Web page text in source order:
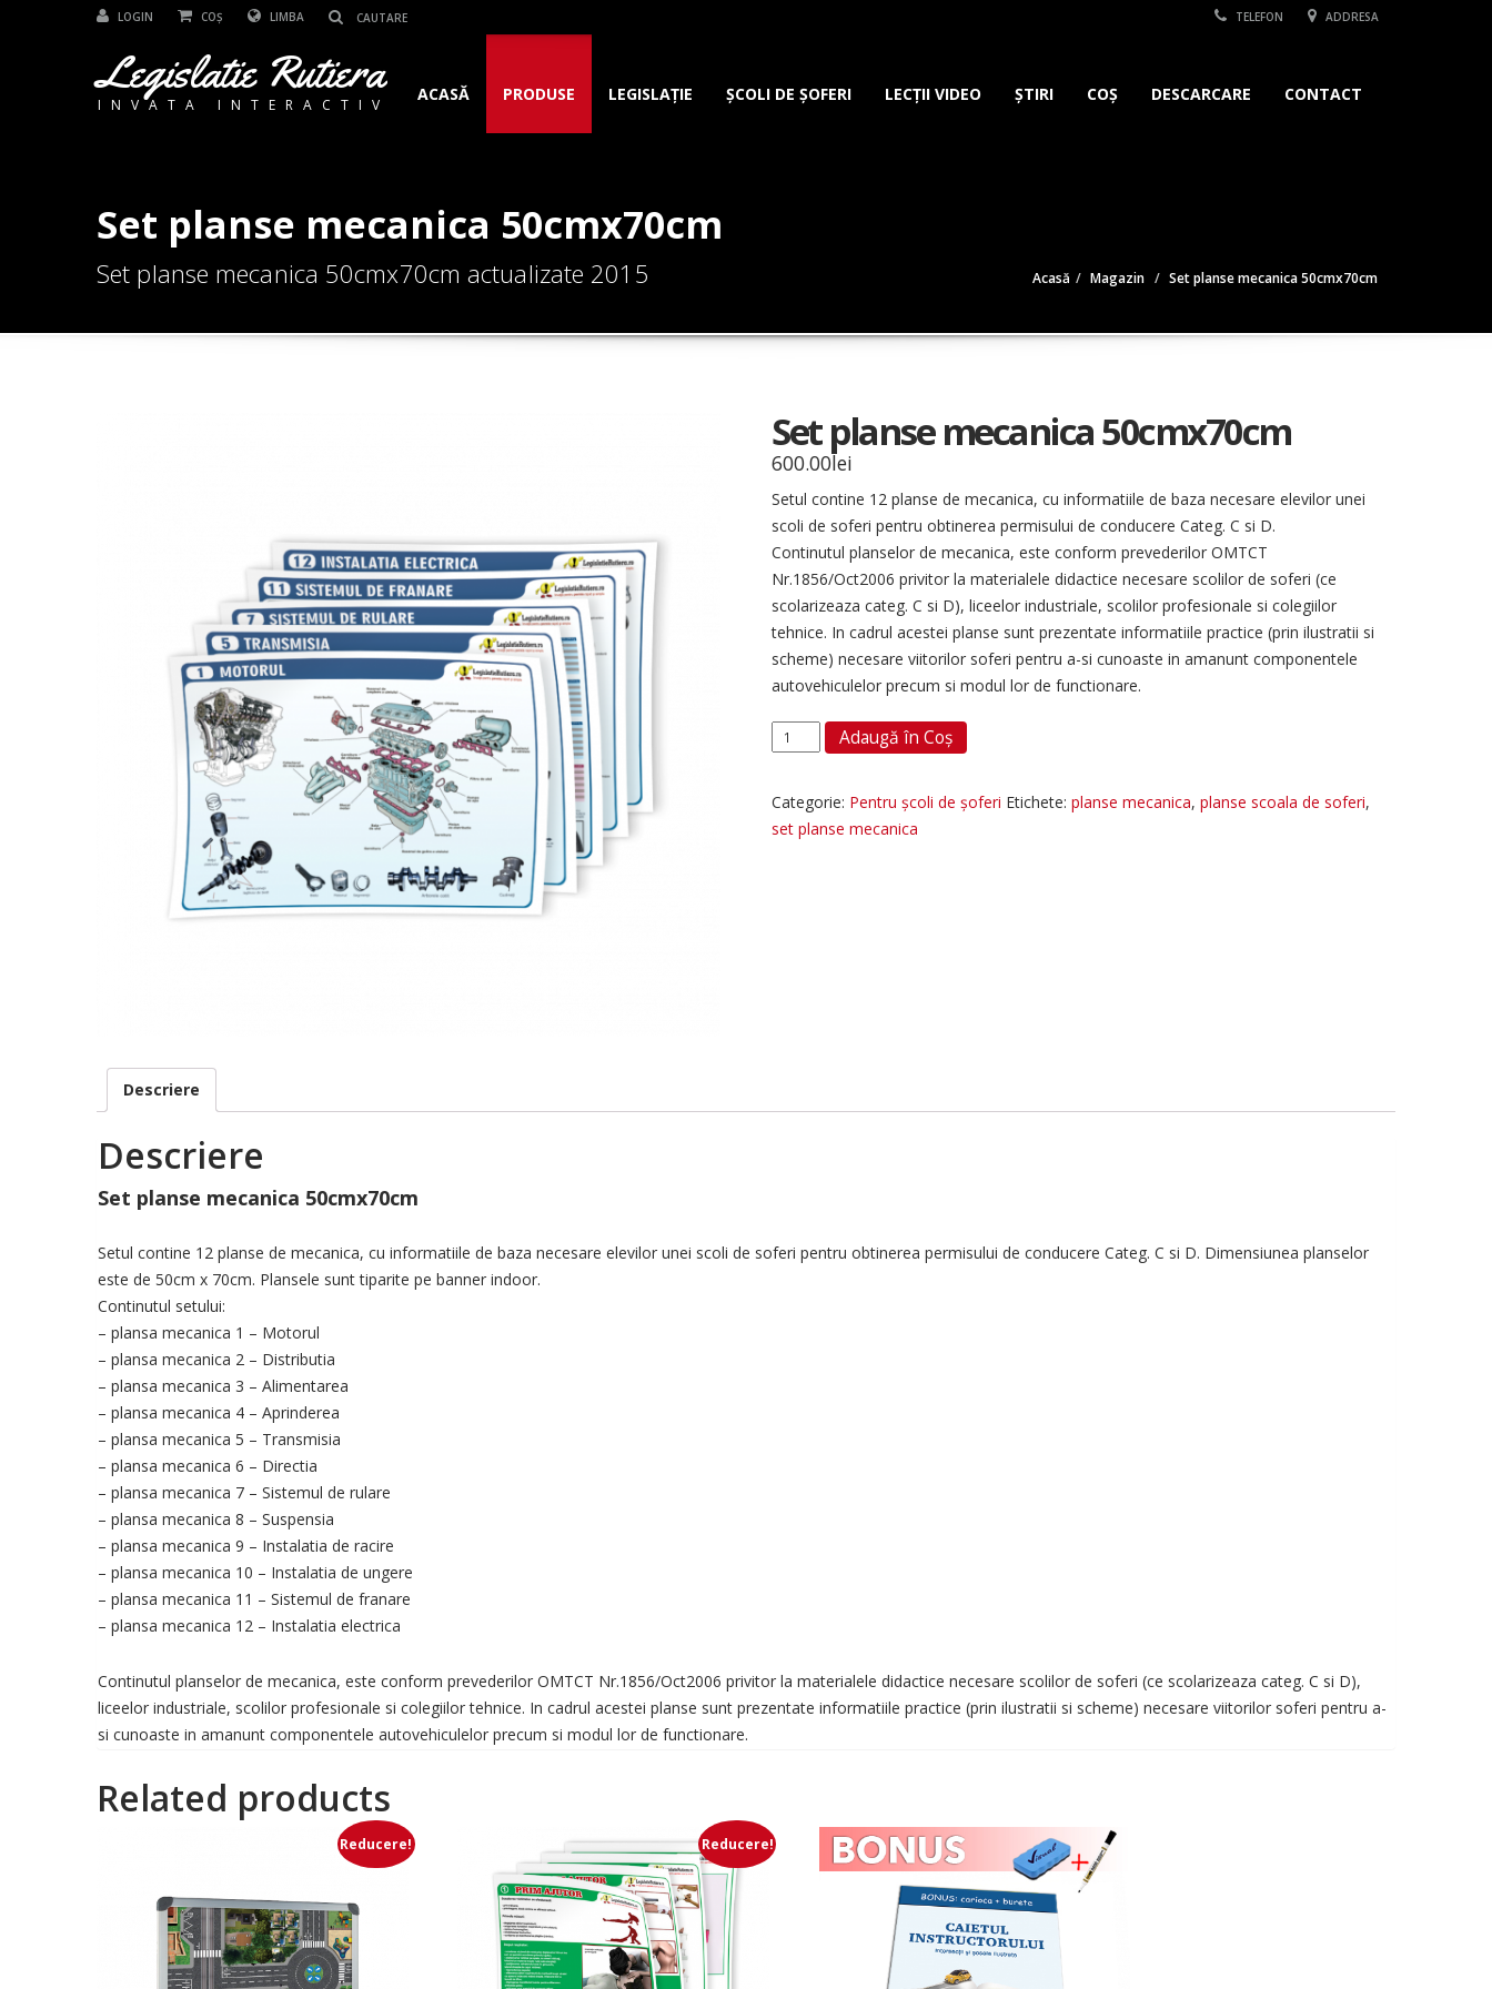
LOGIN COȘ LIMBA TELEFON ADDRESA
Legislatie Rutiera
INVATA INTERACTIV
ACASĂ PRODUSE LEGISLAȚIE ȘCOLI DE ȘOFERI LECȚII VIDEO ȘTIRI COȘ DESCARCARE CONTACT
Set planse mecanica 50cmx70cm
Set planse mecanica 50cmx70cm actualizate 2015 Acasă Magazin Set planse mecanica 50cmx70cm
Set planse mecanica 50cmx70cm
600.00lei
Setul contine 12 planse de mecanica, cu informatiile de baza necesare elevilor unei
scoli de soferi pentru obtinerea permisului de conducere Categ. C si D.
Continutul planselor de mecanica, este conform prevederilor OMTCT
Nr.1856/Oct2006 privitor la materialele didactice necesare scolilor de soferi (ce
scolarizeaza categ. C si D), liceelor industriale, scolilor profesionale si colegiilor
tehnice. In cadrul acestei planse sunt prezentate informatiile practice (prin ilustratii si
scheme) necesare viitorilor soferi pentru a-si cunoaste in amanunt componentele
autovehiculelor precum si modul lor de functionare.
Set
planse
50cmx70cm
quantity
Adaugă în Coș
Categorie: Pentru școli de șoferi Etichete:planse mecanica,planse scoala de soferi,
set planse mecanica
Descriere
Descriere
Set planse mecanica 50cmx70cm
Setul contine 12 planse de mecanica, cu informatiile de baza necesare elevilor unei scoli de soferi pentru obtinerea permisului de conducere Categ. C si D. Dimensiunea planselor
este de 50cm x 70cm. Plansele sunt tiparite pe banner indoor.
Continutul setului:
– plansa mecanica 1 – Motorul
– plansa mecanica 2 – Distributia
– plansa mecanica 3 – Alimentarea
– plansa mecanica 4 – Aprinderea
– plansa mecanica 5 – Transmisia
– plansa mecanica 6 – Directia
– plansa mecanica 7 – Sistemul de rulare
– plansa mecanica 8 – Suspensia
– plansa mecanica 9 – Instalatia de racire
– plansa mecanica 10 – Instalatia de ungere
– plansa mecanica 11 – Sistemul de franare
– plansa mecanica 12 – Instalatia electrica
Continutul planselor de mecanica, este conform prevederilor OMTCT Nr.1856/Oct2006 privitor la materialele didactice necesare scolilor de soferi (ce scolarizeaza categ. C si D),
liceelor industriale, scolilor profesionale si colegiilor tehnice. In cadrul acestei planse sunt prezentate informatiile practice (prin ilustratii si scheme) necesare viitorilor soferi pentru a-
si cunoaste in amanunt componentele autovehiculelor precum si modul lor de functionare.
Related products
Reducere! Reducere!